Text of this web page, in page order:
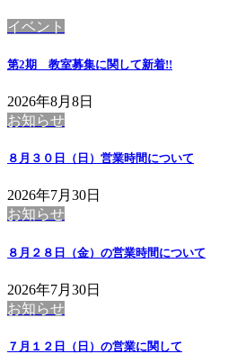
イベント
第2期 教室募集に関して新着!!
2026年8月8日
お知らせ
８月３０日（日）営業時間について
2026年7月30日
お知らせ
８月２８日（金）の営業時間について
2026年7月30日
お知らせ
７月１２日（日）の営業に関して